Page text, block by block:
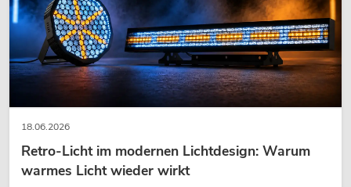
PSSO PA Set PRO S MK2
Artikel nicht mehr verfügbar
18.06.2026
Retro-Licht im modernen Lichtdesign: Warum
warmes Licht wieder wirkt